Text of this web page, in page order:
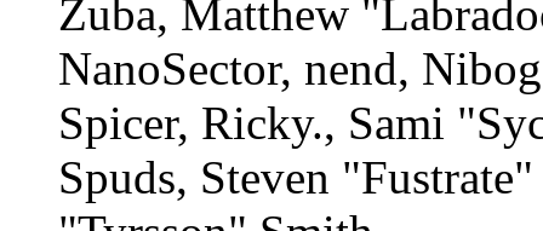
Zuba, Matthew
NanoSector, nend,
Spicer, Ricky., Sami
Spuds, Steven